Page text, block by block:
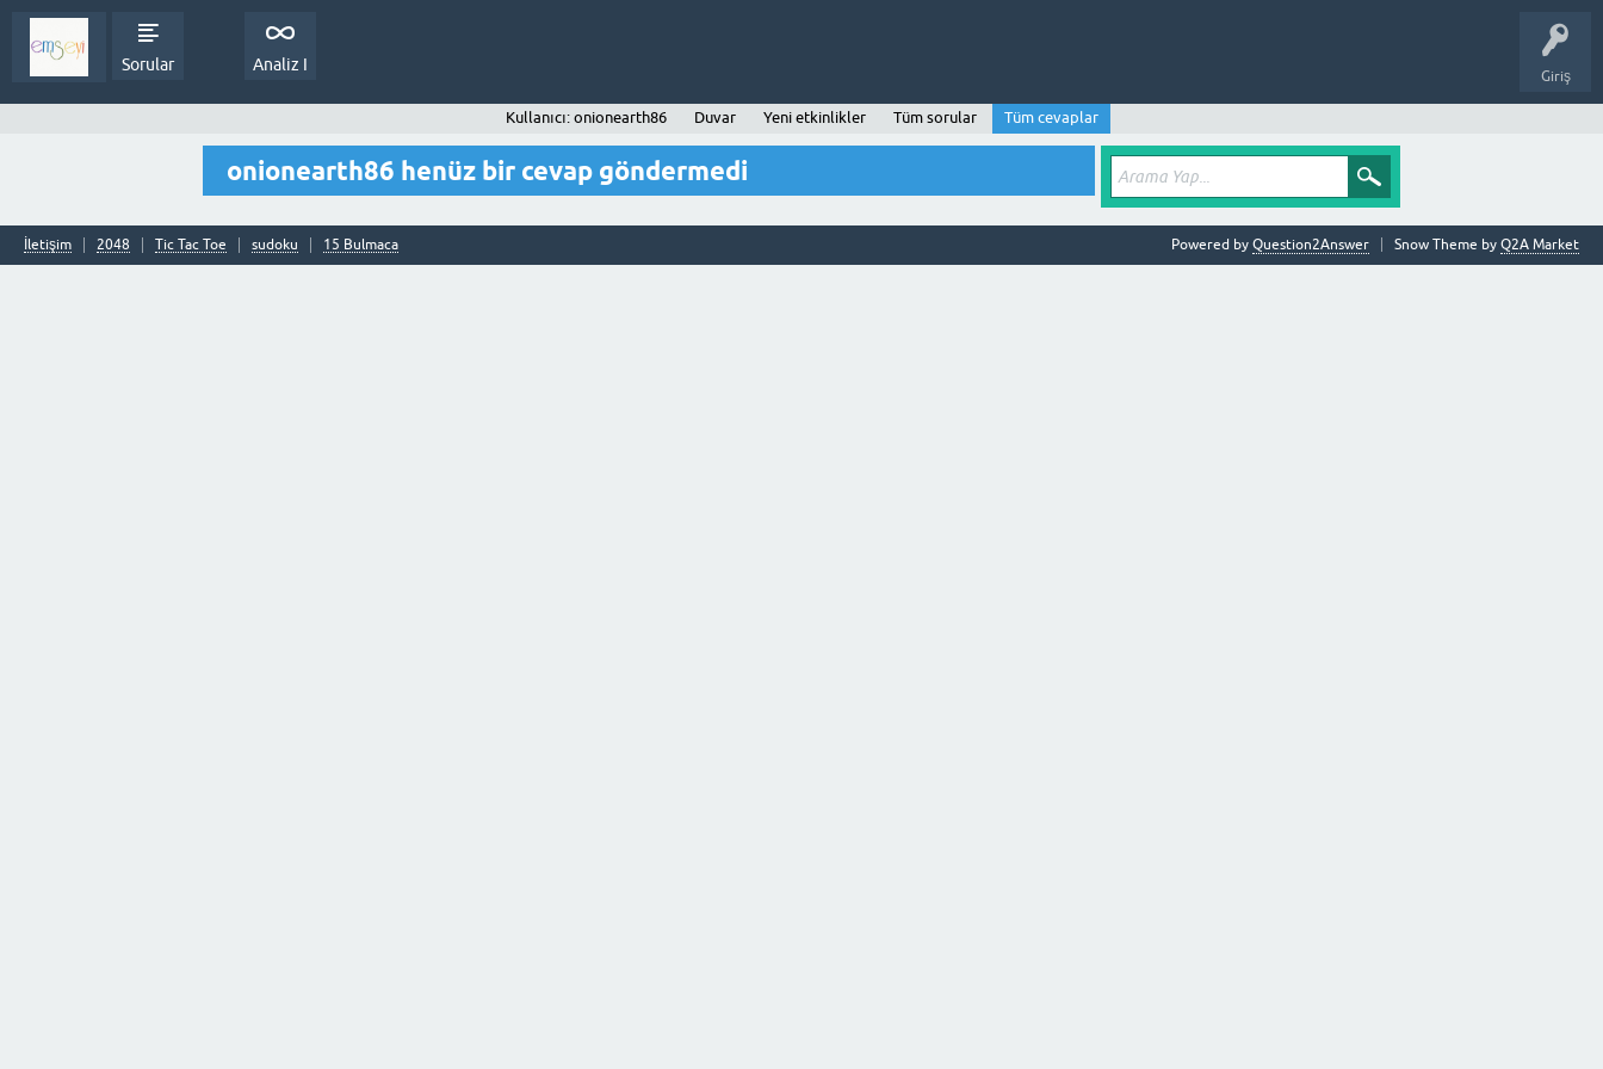
Giriş
Sorular Analiz I
Kullanıcı: onionearth86 Duvar Yeni etkinlikler Tüm sorular Tüm cevaplar
onionearth86 henüz bir cevap göndermedi
İletişim 2048 Tic Tac Toe sudoku 15 Bulmaca Snow Theme by Q2A Market
Powered by Question2Answer